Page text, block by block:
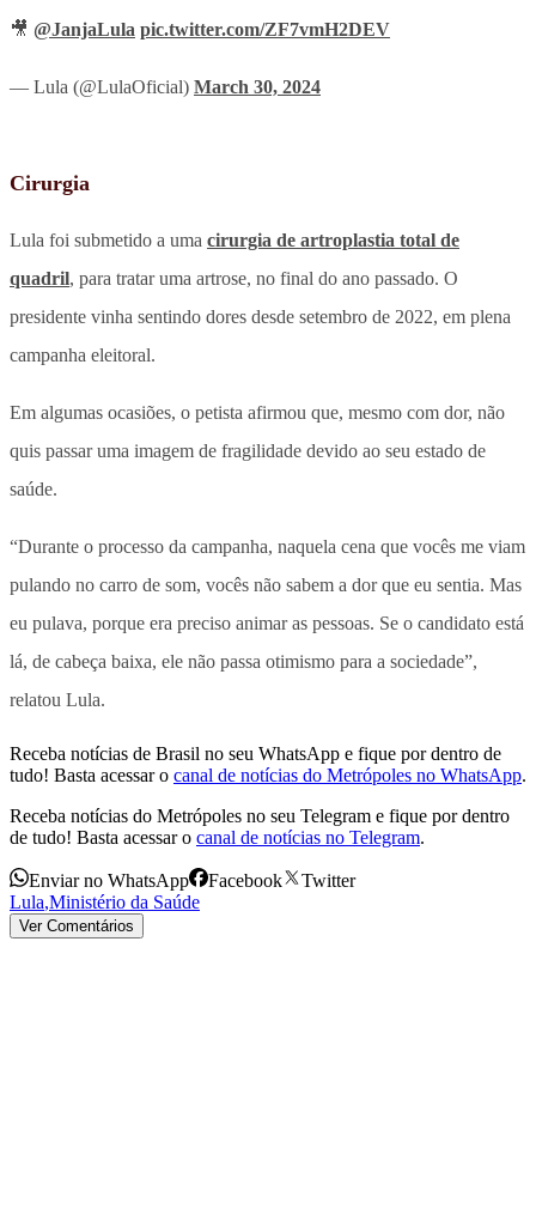
🎥 @JanjaLula pic.twitter.com/ZF7vmH2DEV
— Lula (@LulaOficial) March 30, 2024
Cirurgia
Lula foi submetido a uma cirurgia de artroplastia total de
quadril, para tratar uma artrose, no final do ano passado. O
presidente vinha sentindo dores desde setembro de 2022, em plena
campanha eleitoral.
Em algumas ocasiões, o petista afirmou que, mesmo com dor, não
quis passar uma imagem de fragilidade devido ao seu estado de
saúde.
“Durante o processo da campanha, naquela cena que vocês me viam
pulando no carro de som, vocês não sabem a dor que eu sentia. Mas
eu pulava, porque era preciso animar as pessoas. Se o candidato está
lá, de cabeça baixa, ele não passa otimismo para a sociedade”,
relatou Lula.
Receba notícias de Brasil no seu WhatsApp e fique por dentro de
tudo! Basta acessar o canal de notícias do Metrópoles no WhatsApp.
Receba notícias do Metrópoles no seu Telegram e fique por dentro
de tudo! Basta acessar o canal de notícias no Telegram.
Enviar no WhatsApp Facebook
Twitter
Lula,Ministério da Saúde
Ver Comentários